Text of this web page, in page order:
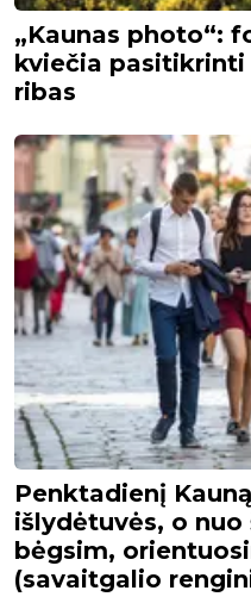
„Kaunas photo“:
kviečia
ribas
Penktadienį
išlydėtuvės, o
bėgsim,
(savaitgalio